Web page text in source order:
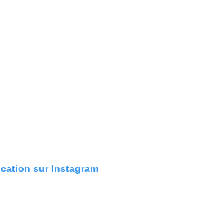
sur Instagram